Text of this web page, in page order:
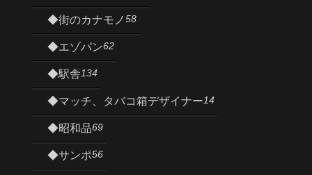
◆街のカナモノ58
◆エゾパン62
◆駅舎134
◆マッチ、タバコ箱デザイナー14
◆昭和品69
◆サンポ56